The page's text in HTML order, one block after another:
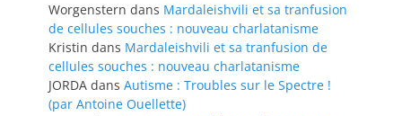
Worgenstern dans Mardaleishvili et sa tranfusion
de cellules souches : nouveau charlatanisme
Kristin dans Mardaleishvili et sa tranfusion de
cellules souches : nouveau charlatanisme
JORDA dans Autisme : Troubles sur le Spectre !
(par Antoine Ouellette)